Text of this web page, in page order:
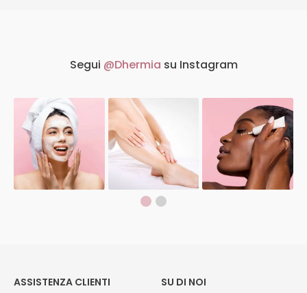
Segui @Dhermia su Instagram
ASSISTENZA CLIENTI SU DI NOI